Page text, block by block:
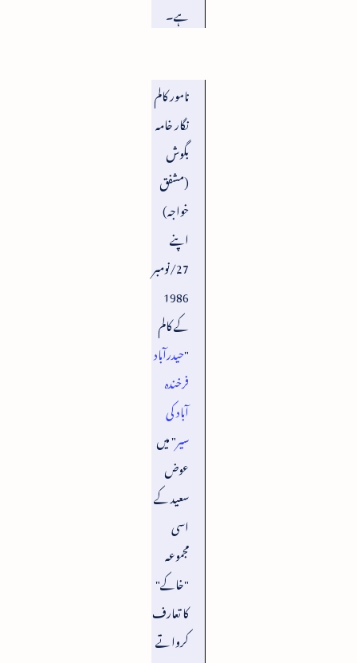
ہے۔
نامور کالم
نگار خامہ
بگوش
(مشفق
خواجہ)
اپنے
27/نومبر
1986
کے کالم
"حیدرآباد
فرخندہ
آباد کی
سیر" میں
عوض
سعید کے
اسی
مجموعہ
"خاکے"
کا تعارف
کرواتے